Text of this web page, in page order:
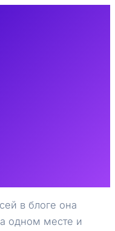
в блоге она
одном месте и